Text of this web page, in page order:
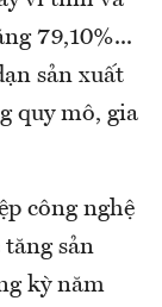
79,10%...
sản xuất
quy mô, gia
công nghệ
sản
kỳ năm